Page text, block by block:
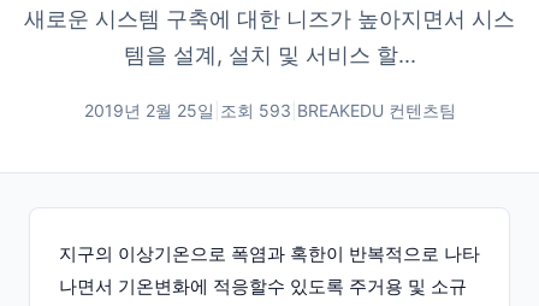
새로운 시스템 구축에 대한 니즈가 높아지면서 시스
템을 설계, 설치 및 서비스 할...
2019년 2월 25일 조회 593 BREAKEDU 컨텐츠팀
지구의 이상기온으로 폭염과 혹한이 반복적으로 나타
나면서 기온변화에 적응할수 있도록 주거용 및 소규